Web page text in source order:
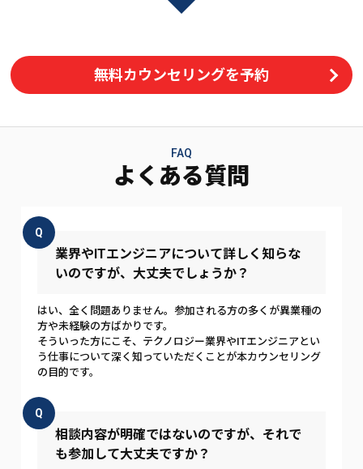
無料カウンセリングを予約
FAQ
よくある質問
Q
業界やITエンジニアについて詳しく知らな
いのですが、大丈夫でしょうか？
はい、全く問題ありません。参加される方の多くが異業種の
方や未経験の方ばかりです。
そういった方にこそ、テクノロジー業界やITエンジニアとい
う仕事について深く知っていただくことが本カウンセリング
の目的です。
Q
相談内容が明確ではないのですが、それで
も参加して大丈夫ですか？